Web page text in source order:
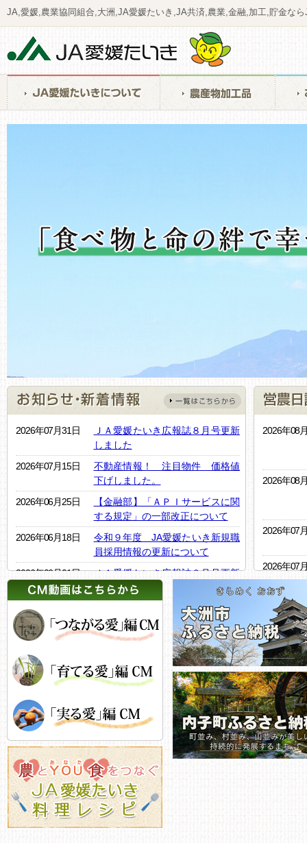
JA,愛媛,農業協同組合,大洲,JA愛媛たいき,JA共済,農業,金融,加工,貯金な
2026年07月31日
ＪＡ愛媛たいき広報誌８月号更新
しました
2026年07月15日
不動産情報！ 注目物件 価格値
下げしました。
2026年06月25日
【金融部】「ＡＰＩサービスに関
する規定」の一部改正について
2026年06月18日
令和９年度 JA愛媛たいき新規職
員採用情報の更新について
2026年06月01日
ＪＡ愛媛たいき広報誌６月号更新
しました
2026年08
2026年08
2026年07
2026年07
2026年07